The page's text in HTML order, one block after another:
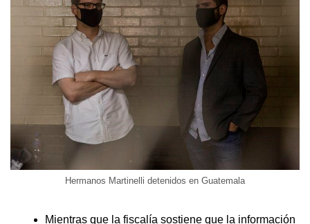
Hermanos Martinelli detenidos en Guatemala
Mientras que la fiscalía sostiene que la información